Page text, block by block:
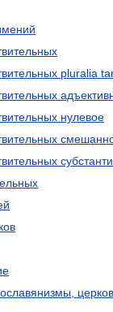
pluralia
нулевое